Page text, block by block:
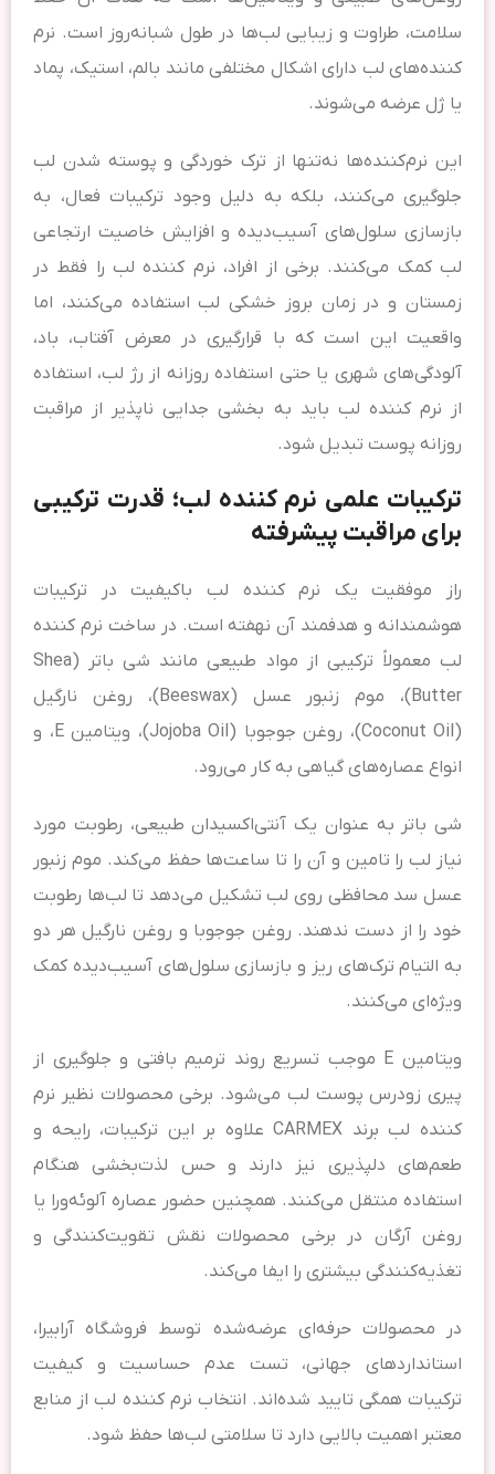
سلامت، طراوت و زیبایی لب‌ها در طول شبانه‌روز است. نرم
کننده‌های لب دارای اشکال مختلفی مانند بالم، استیک، پماد
یا ژل عرضه می‌شوند.
این نرم‌کننده‌ها نه‌تنها از ترک خوردگی و پوسته شدن لب
جلوگیری می‌کنند، بلکه به دلیل وجود ترکیبات فعال، به
بازسازی سلول‌های آسیب‌دیده و افزایش خاصیت ارتجاعی
لب کمک می‌کنند. برخی از افراد، نرم کننده لب را فقط در
زمستان و در زمان بروز خشکی لب استفاده می‌کنند، اما
واقعیت این است که با قرارگیری در معرض آفتاب، باد،
آلودگی‌های شهری یا حتی استفاده روزانه از رژ لب، استفاده
از نرم کننده لب باید به بخشی جدایی ناپذیر از مراقبت
روزانه پوست تبدیل شود.
ترکیبات علمی نرم کننده لب؛ قدرت ترکیبی
برای مراقبت پیشرفته
راز موفقیت یک نرم کننده لب باکیفیت در ترکیبات
هوشمندانه و هدفمند آن نهفته است. در ساخت نرم کننده
لب معمولاً ترکیبی از مواد طبیعی مانند شی باتر (Shea
Butter)، موم زنبور عسل (Beeswax)، روغن نارگیل
(Coconut Oil)، روغن جوجوبا (Jojoba Oil)، ویتامین E، و
انواع عصاره‌های گیاهی به کار می‌رود.
شی باتر به عنوان یک آنتی‌اکسیدان طبیعی، رطوبت مورد
نیاز لب را تامین و آن را تا ساعت‌ها حفظ می‌کند. موم زنبور
عسل سد محافظی روی لب تشکیل می‌دهد تا لب‌ها رطوبت
خود را از دست ندهند. روغن جوجوبا و روغن نارگیل هر دو
به التیام ترک‌های ریز و بازسازی سلول‌های آسیب‌دیده کمک
ویژه‌ای می‌کنند.
ویتامین E موجب تسریع روند ترمیم بافتی و جلوگیری از
پیری زودرس پوست لب می‌شود. برخی محصولات نظیر نرم
کننده لب برند CARMEX علاوه بر این ترکیبات، رایحه و
طعم‌های دلپذیری نیز دارند و حس لذت‌بخشی هنگام
استفاده منتقل می‌کنند. همچنین حضور عصاره آلوئه‌ورا یا
روغن آرگان در برخی محصولات نقش تقویت‌کنندگی و
تغذیه‌کنندگی بیشتری را ایفا می‌کند.
در محصولات حرفه‌ای عرضه‌شده توسط فروشگاه آرابیرا،
استانداردهای جهانی، تست عدم حساسیت و کیفیت
ترکیبات همگی تایید شده‌اند. انتخاب نرم کننده لب از منابع
معتبر اهمیت بالایی دارد تا سلامتی لب‌ها حفظ شود.